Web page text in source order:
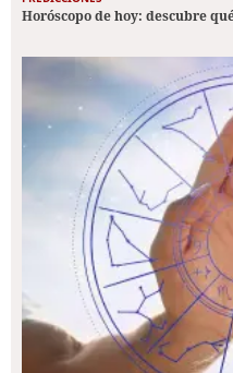
Horóscopo de hoy: descubre